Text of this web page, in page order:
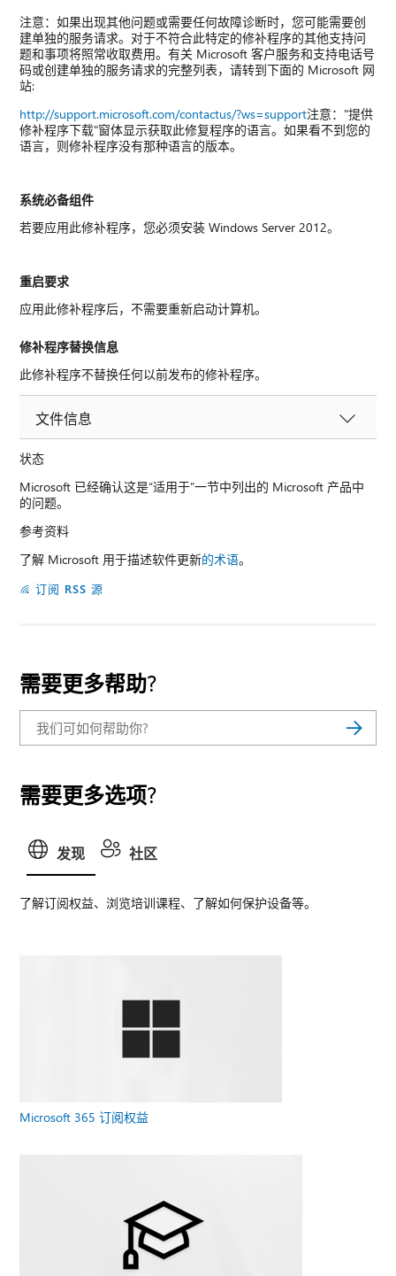
注意：如果出现其他问题或需要任何故障诊断时，您可能需要创
建单独的服务请求。对于不符合此特定的修补程序的其他支持问
题和事项将照常收取费用。有关 Microsoft 客户服务和支持电话号
码或创建单独的服务请求的完整列表，请转到下面的 Microsoft 网
站:
http://support.microsoft.com/contactus/?ws=support注意："提供
修补程序下载"窗体显示获取此修复程序的语言。如果看不到您的
语言，则修补程序没有那种语言的版本。
系统必备组件
若要应用此修补程序，您必须安装 Windows Server 2012。
重启要求
应用此修补程序后，不需要重新启动计算机。
修补程序替换信息
此修补程序不替换任何以前发布的修补程序。
文件信息
状态
Microsoft 已经确认这是“适用于”一节中列出的 Microsoft 产品中
的问题。
参考资料
了解 Microsoft 用于描述软件更新的术语。
订阅 RSS 源
需要更多帮助?
需要更多选项?
发现 社区
了解订阅权益、浏览培训课程、了解如何保护设备等。
Microsoft 365 订阅权益